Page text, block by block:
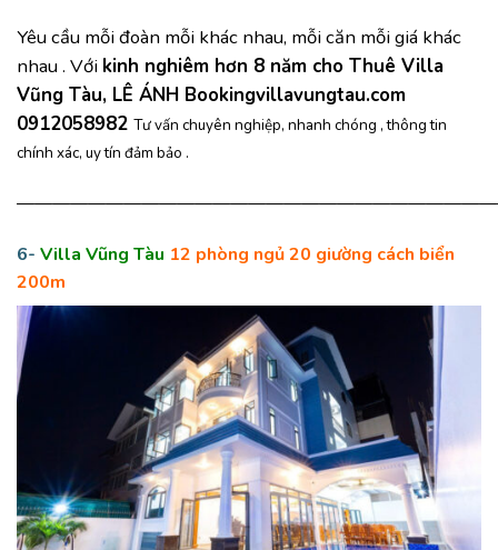
Yêu cầu mỗi đoàn mỗi khác nhau, mỗi căn mỗi giá khác
nhau . Với kinh nghiêm hơn 8 năm cho Thuê Villa
Vũng Tàu, LÊ ÁNH Bookingvillavungtau.com
0912058982 Tư vấn chuyên nghiệp, nhanh chóng , thông tin
chính xác, uy tín đảm bảo .
6- Villa Vũng Tàu 12 phòng ngủ 20 giường cách biển
200m